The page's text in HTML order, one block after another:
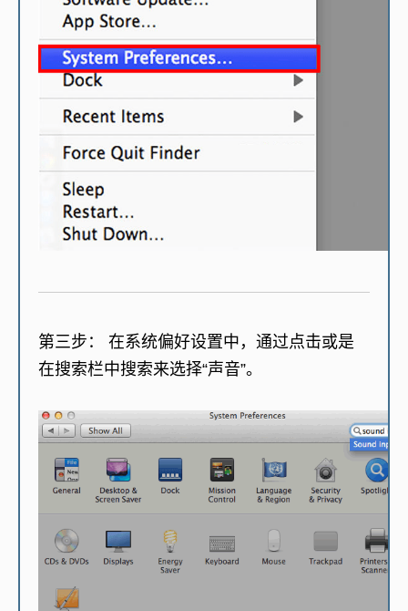
第三步： 在系统偏好设置中，通过点击或是
在搜索栏中搜索来选择“声音”。